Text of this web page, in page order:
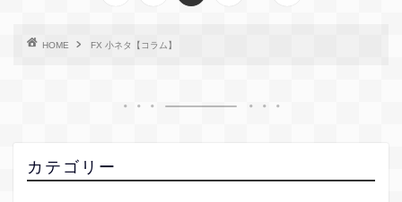
HOME FX 小ネタ【コラム】
カテゴリー